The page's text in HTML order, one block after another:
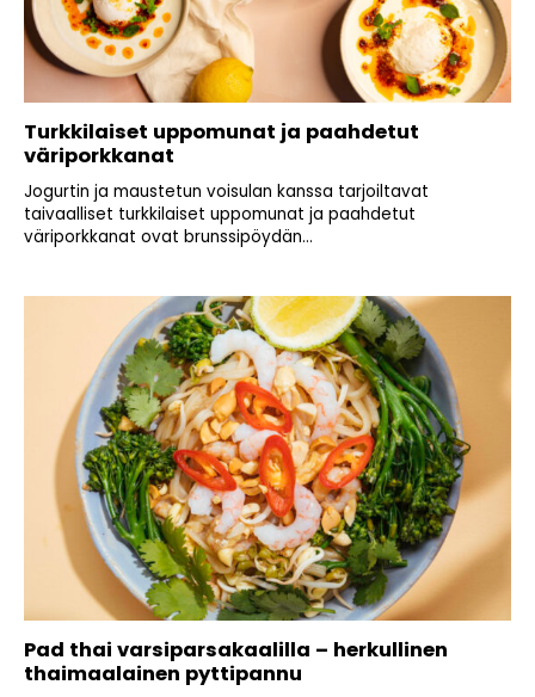
Turkkilaiset uppomunat ja paahdetut
väriporkkanat
Jogurtin ja maustetun voisulan kanssa tarjoiltavat
taivaalliset turkkilaiset uppomunat ja paahdetut
väriporkkanat ovat brunssipöydän...
Pad thai varsiparsakaalilla – herkullinen
thaimaalainen pyttipannu